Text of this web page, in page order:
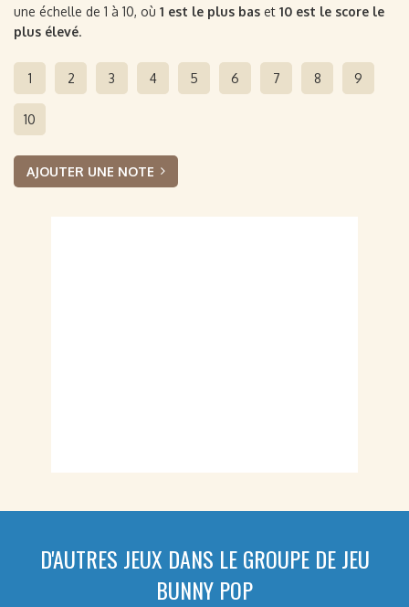
une échelle de 1 à 10, où 1 est le plus bas et 10 est le score le
plus élevé.
1 2 3 4 5 6 7 8 9
10
AJOUTER UNE NOTE
D'AUTRES JEUX DANS LE GROUPE DE JEU
BUNNY POP